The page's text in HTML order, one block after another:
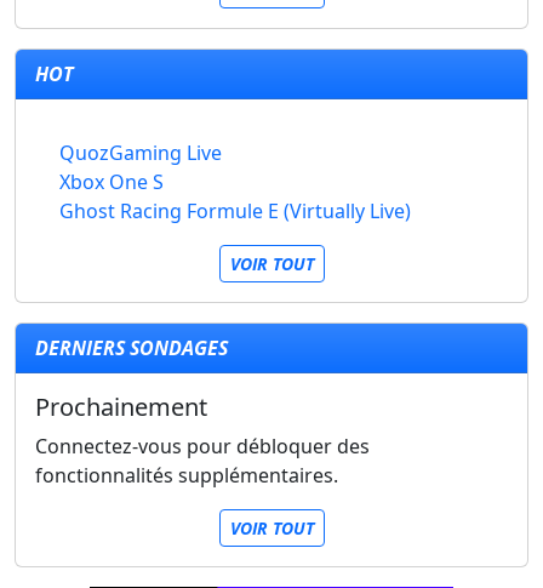
HOT
QuozGaming Live
Xbox One S
Ghost Racing Formule E (Virtually Live)
VOIR TOUT
DERNIERS SONDAGES
Prochainement
Connectez-vous pour débloquer des
fonctionnalités supplémentaires.
VOIR TOUT